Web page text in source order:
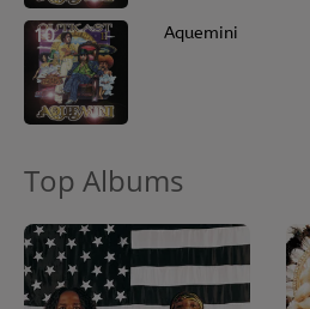
10 Aquemini
Top Albums